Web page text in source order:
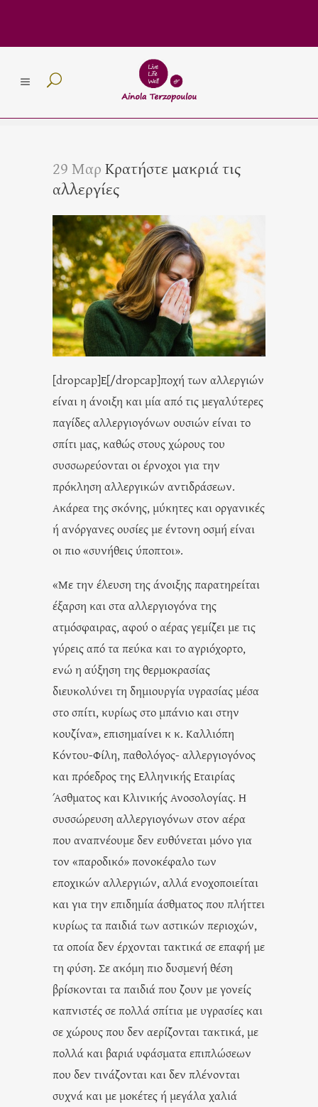
29 ΜαρΚρατήστε μακριά τις
αλλεργίες
[dropcap]Ε[/dropcap]ποχή των αλλεργιών
είναι η άνοιξη και μία από τις μεγαλύτερες
παγίδες αλλεργιογόνων ουσιών είναι το
σπίτι μας, καθώς στους χώρους του
συσσωρεύονται οι έρνοχοι για την
πρόκληση αλλεργικών αντιδράσεων.
Ακάρεα της σκόνης, μύκητες και οργανικές
ή ανόργανες ουσίες με έντονη οσμή είναι
οι πιο «συνήθεις ύποπτοι».
«Με την έλευση της άνοιξης παρατηρείται
έξαρση και στα αλλεργιογόνα της
ατμόσφαιρας, αφού ο αέρας γεμίζει με τις
γύρεις από τα πεύκα και το αγριόχορτο,
ενώ η αύξηση της θερμοκρασίας
διευκολύνει τη δημιουργία υγρασίας μέσα
στο σπίτι, κυρίως στο μπάνιο και στην
κουζίνα», επισημαίνει κ κ. Καλλιόπη
Κόντου-Φίλη, παθολόγος- αλλεργιογόνος
και πρόεδρος της Ελληνικής Εταιρίας
Άσθματος και Κλινικής Ανοσολογίας. Η
συσσώρευση αλλεργιογόνων στον αέρα
που αναπνέουμε δεν ευθύνεται μόνο για
τον «παροδικό» πονοκέφαλο των
εποχικών αλλεργιών, αλλά ενοχοποιείται
και για την επιδημία άσθματος που πλήττει
κυρίως τα παιδιά των αστικών περιοχών,
τα οποία δεν έρχονται τακτικά σε επαφή με
τη φύση. Σε ακόμη πιο δυσμενή θέση
βρίσκονται τα παιδιά που ζουν με γονείς
καπνιστές σε πολλά σπίτια με υγρασίες και
σε χώρους που δεν αερίζονται τακτικά, με
πολλά και βαριά υφάσματα επιπλώσεων
που δεν τινάζονται και δεν πλένονται
συχνά και με μοκέτες ή μεγάλα χαλιά